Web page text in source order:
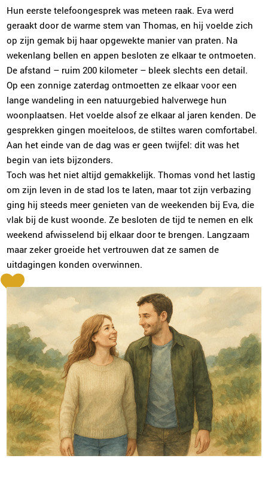
Hun eerste telefoongesprek was meteen raak. Eva werd
geraakt door de warme stem van Thomas, en hij voelde zich
op zijn gemak bij haar opgewekte manier van praten. Na
wekenlang bellen en appen besloten ze elkaar te ontmoeten.
De afstand – ruim 200 kilometer – bleek slechts een detail.
Op een zonnige zaterdag ontmoetten ze elkaar voor een
lange wandeling in een natuurgebied halverwege hun
woonplaatsen. Het voelde alsof ze elkaar al jaren kenden. De
gesprekken gingen moeiteloos, de stiltes waren comfortabel.
Aan het einde van de dag was er geen twijfel: dit was het
begin van iets bijzonders.
Toch was het niet altijd gemakkelijk. Thomas vond het lastig
om zijn leven in de stad los te laten, maar tot zijn verbazing
ging hij steeds meer genieten van de weekenden bij Eva, die
vlak bij de kust woonde. Ze besloten de tijd te nemen en elk
weekend afwisselend bij elkaar door te brengen. Langzaam
maar zeker groeide het vertrouwen dat ze samen de
uitdagingen konden overwinnen.